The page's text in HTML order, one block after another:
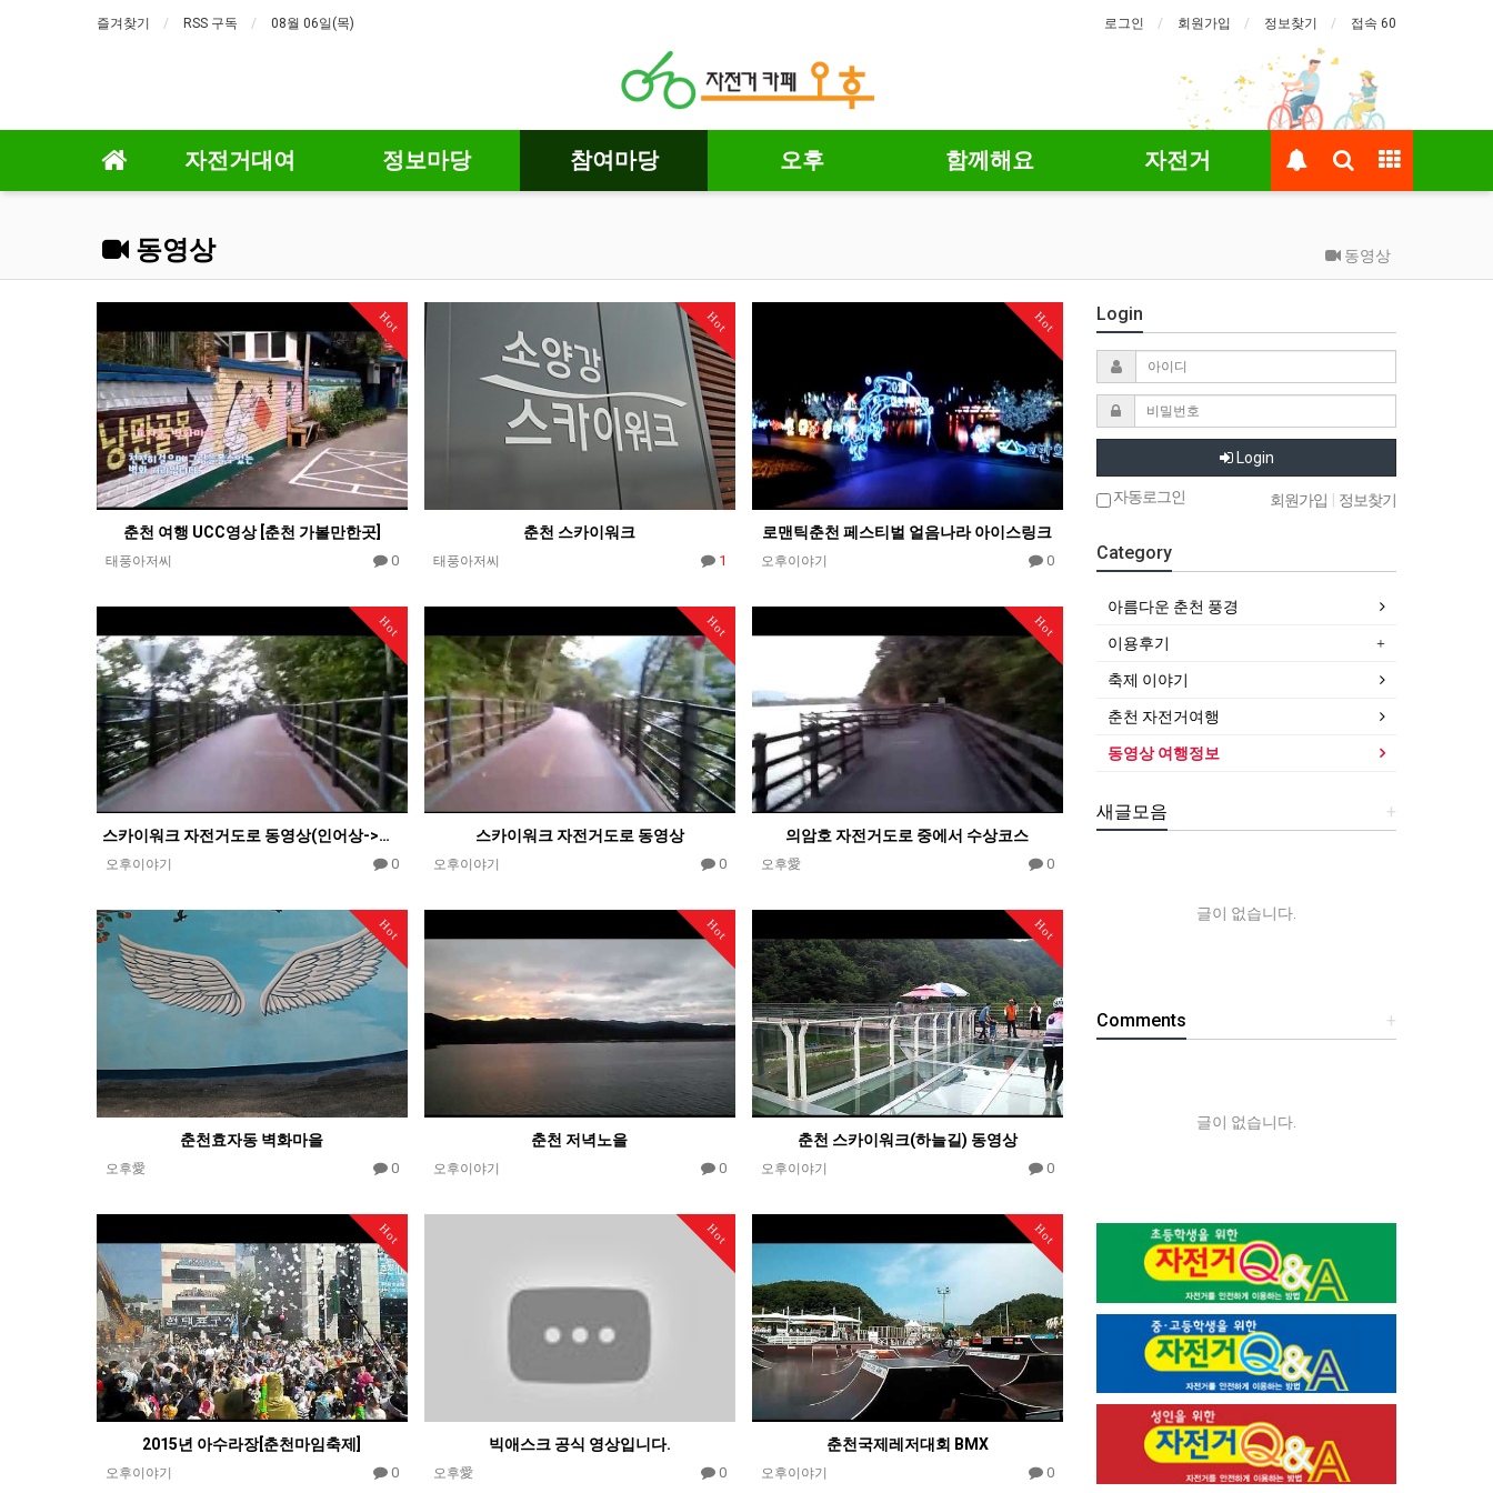
즐겨찾기 RSS 구독 08월 06일(목) 로그인 회원가입 정보찾기 접속 60
자전거대여 정보마당 참여마당 오후 함께해요 자전거
동영상 동영상
Hot
춘천 여행 UCC영상 [춘천 가볼만한곳]
태풍아저씨 0
Hot
춘천 스카이워크
태풍아저씨 1
Hot
로맨틱춘천 페스티벌 얼음나라 아이스링크
오후이야기 0
Hot
스카이워크 자전거도로 동영상(인어상->송암경기장)
오후이야기 0
Hot
스카이워크 자전거도로 동영상
오후이야기 0
Hot
의암호 자전거도로 중에서 수상코스
오후愛 0
Hot
춘천효자동 벽화마을
오후愛 0
Hot
춘천 저녁노을
오후이야기 0
Hot
춘천 스카이워크(하늘길) 동영상
오후이야기 0
Hot
2015년 아수라장[춘천마임축제]
오후이야기 0
Hot
빅애스크 공식 영상입니다.
오후愛 0
Hot
춘천국제레저대회 BMX
오후이야기 0
Login
Login
자동로그인 회원가입 정보찾기
Category
아름다운 춘천 풍경
이용후기
축제 이야기
춘천 자전거여행
동영상 여행정보
+
새글모음
글이 없습니다.
+
Comments
글이 없습니다.